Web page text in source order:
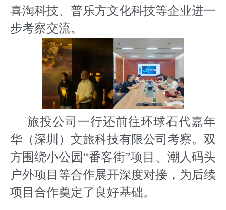
喜淘科技、普乐方文化科技等企业进一
步考察交流。
旅投公司一行还前往环球石代嘉年
华（深圳）文旅科技有限公司考察。双
方围绕小公园“番客街”项目、潮人码头
户外项目等合作展开深度对接，为后续
项目合作奠定了良好基础。